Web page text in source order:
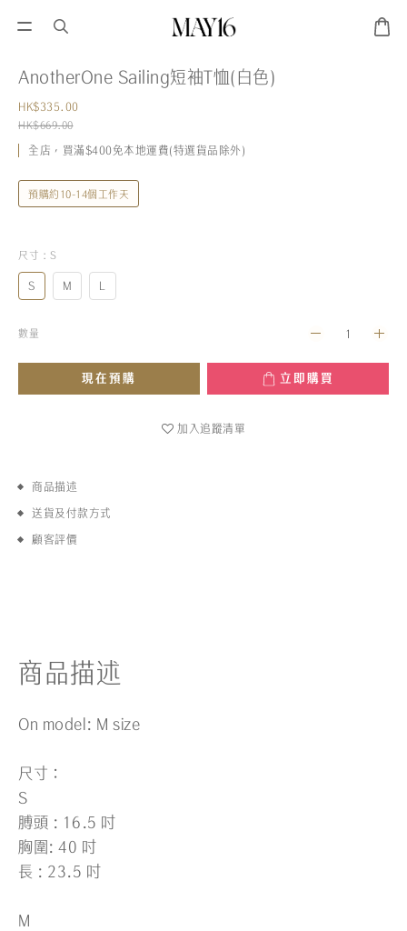
AnotherOne Sailing短袖T恤(白色)
HK$335.00
HK$669.00
全店，買滿$400免本地運費(特選貨品除外)
預購約10-14個工作天
尺寸 : S
S M L
數量
現在預購 立即購買
加入追蹤清單
商品描述
送貨及付款方式
顧客評價
商品描述
On model: M size
尺寸：
S
膊頭 : 16.5 吋
胸圍: 40 吋
長 : 23.5 吋
M